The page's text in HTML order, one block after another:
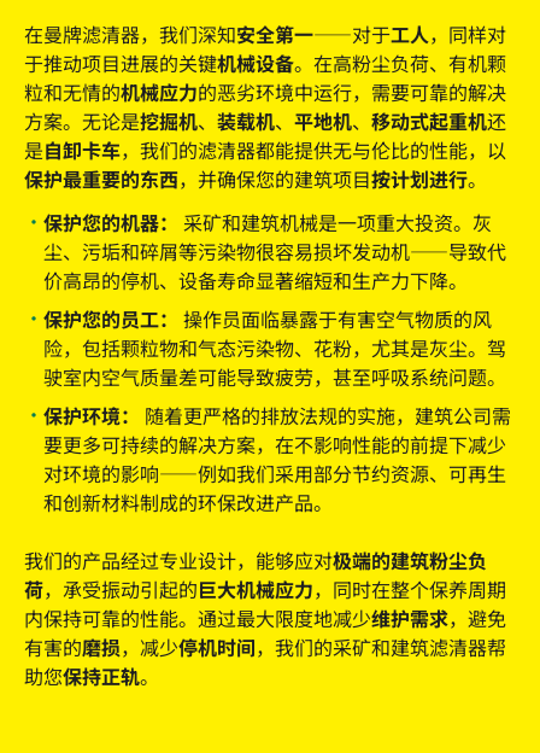
在曼牌滤清器，我们深知安全第一——对于工人，同样对
于推动项目进展的关键机械设备。在高粉尘负荷、有机颗
粒和无情的机械应力的恶劣环境中运行，需要可靠的解决
方案。无论是挖掘机、 装载机、 平地机、 移动式起重机还
是自卸卡车，我们的滤清器都能提供无与伦比的性能，以
保护最重要的东西，并确保您的建筑项目按计划进行。
保护您的机器：
采矿和建筑机械是一项重大投资。灰
尘、污垢和碎屑等污染物很容易损坏发动机——导致代
价高昂的停机、设备寿命显著缩短和生产力下降。
保护您的员工： 操作员面临暴露于有害空气物质的风
险，包括颗粒物和气态污染物、花粉，尤其是灰尘。驾
驶室内空气质量差可能导致疲劳，甚至呼吸系统问题。
保护环境：
随着更严格的排放法规的实施，建筑公司需
要更多可持续的解决方案，在不影响性能的前提下减少
对环境的影响——例如我们采用部分节约资源、可再生
和创新材料制成的环保改进产品。
我们的产品经过专业设计，能够应对极端的建筑粉尘负
荷，承受振动引起的巨大机械应力，同时在整个保养周期
内保持可靠的性能。通过最大限度地减少维护需求，避免
有害的磨损，减少停机时间，我们的采矿和建筑滤清器帮
助您保持正轨。